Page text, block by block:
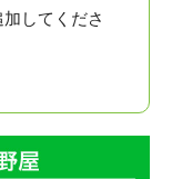
してくださ